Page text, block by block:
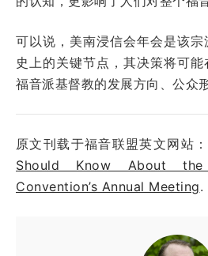
可以说，美南浸信会年会是该
史上的关键节点，其决策将可
福音派基督教的发展方向、公众
原文刊载于福音联盟英文网站：
Should Know About the
Convention’s Annual Meeting.